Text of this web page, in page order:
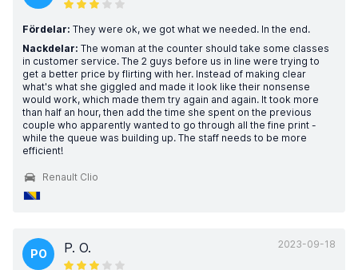
Fördelar: They were ok, we got what we needed. In the end.
Nackdelar: The woman at the counter should take some classes
in customer service. The 2 guys before us in line were trying to
get a better price by flirting with her. Instead of making clear
what's what she giggled and made it look like their nonsense
would work, which made them try again and again. It took more
than half an hour, then add the time she spent on the previous
couple who apparently wanted to go through all the fine print -
while the queue was building up. The staff needs to be more
efficient!
Renault Clio
2023-09-18
PO P. O.